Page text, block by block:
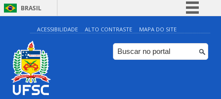
BRASIL
Simplifique!
Comunica BR
Participe
ACESSIBILIDADE ALTO CONTRASTE MAPA DO SITE